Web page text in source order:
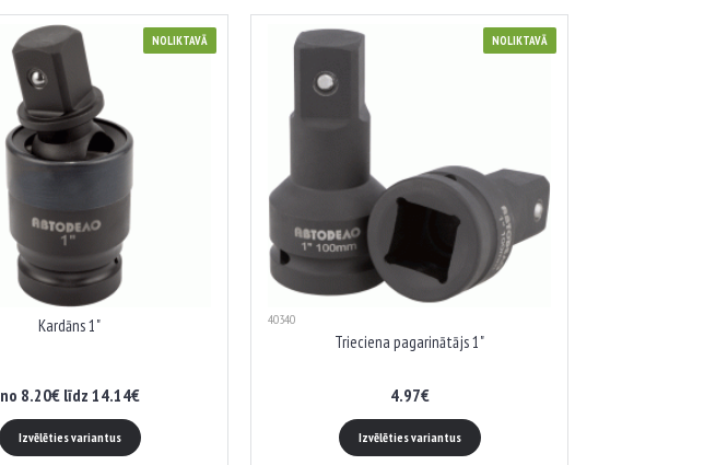
NOLIKTAVĀ
Kardāns 1"
no 8.20€ līdz 14.14€
Izvēlēties variantus
NOLIKTAVĀ
40340
Trieciena pagarinātājs 1"
4.97€
Izvēlēties variantus